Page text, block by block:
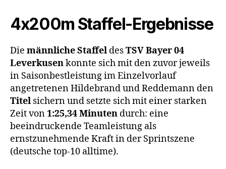
4x200m Staffel-Ergebnisse
Die männliche Staffel desTSV Bayer 04
Leverkusenkonnte sich mit den zuvor jeweils
in Saisonbestleistung im Einzelvorlauf
angetretenen Hildebrand und Reddemann den
Titel sichern und setzte sich mit einer starken
Zeit von1:25,34 Minuten durch: eine
beeindruckende Teamleistung als
ernstzunehmende Kraft in der Sprintszene
(deutsche top-10 alltime).